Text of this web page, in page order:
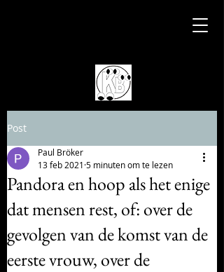
Post
Pandora en hoop als het enige
dat mensen rest, of: over de
gevolgen van de komst van de
eerste vrouw, over de
Paul Bröker
13 feb 2021 5 minuten om te lezen